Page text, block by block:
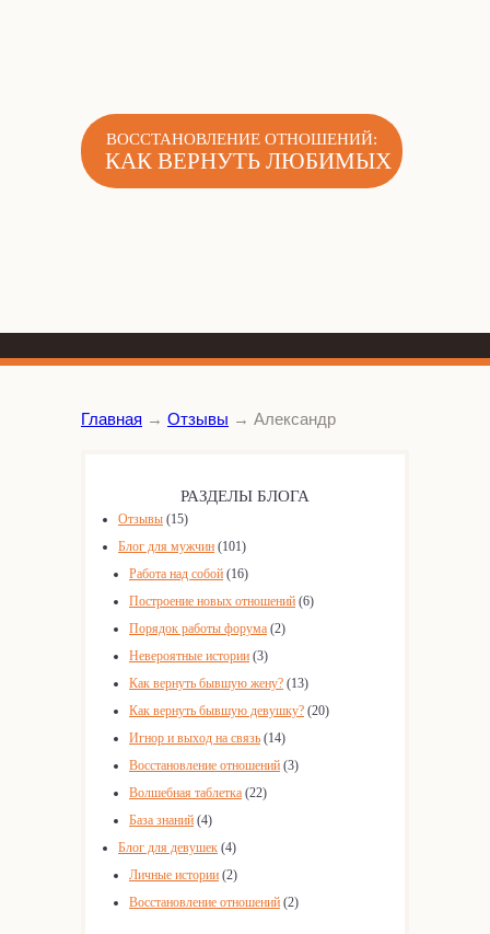
ВОССТАНОВЛЕНИЕ ОТНОШЕНИЙ:
КАК ВЕРНУТЬ ЛЮБИМЫХ
Главная → Отзывы → Александр
РАЗДЕЛЫ БЛОГА
Отзывы (15)
Блог для мужчин (101)
Работа над собой (16)
Построение новых отношений (6)
Порядок работы форума (2)
Невероятные истории (3)
Как вернуть бывшую жену? (13)
Как вернуть бывшую девушку? (20)
Игнор и выход на связь (14)
Восстановление отношений (3)
Волшебная таблетка (22)
База знаний (4)
Блог для девушек (4)
Личные истории (2)
Восстановление отношений (2)